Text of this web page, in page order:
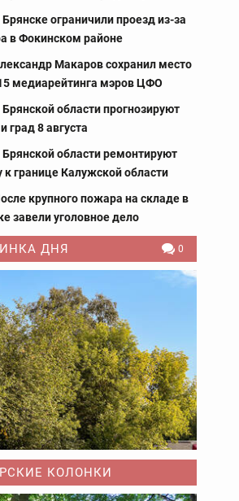
Брянске ограничили проезд из-за
в Фокинском районе
Макаров сохранил место
медиарейтинга мэров ЦФО
Брянской области прогнозируют
град 8 августа
Брянской области ремонтируют
к границе Калужской области
крупного пожара на складе в
завели уголовное дело
ДНЯ 0
КОЛОНКИ